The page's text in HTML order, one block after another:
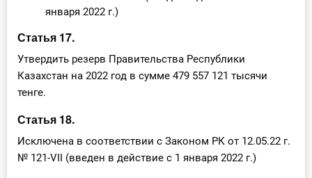
января 2022 г.)
Статья 17.
Утвердить резерв Правительства Республики
Казахстан на 2022 год в сумме 479 557 121 тысячи
тенге.
Статья 18.
Исключена в соответствии с Законом РК от 12.05.22 г.
№ 121-VII (введен в действие с 1 января 2022 г.)